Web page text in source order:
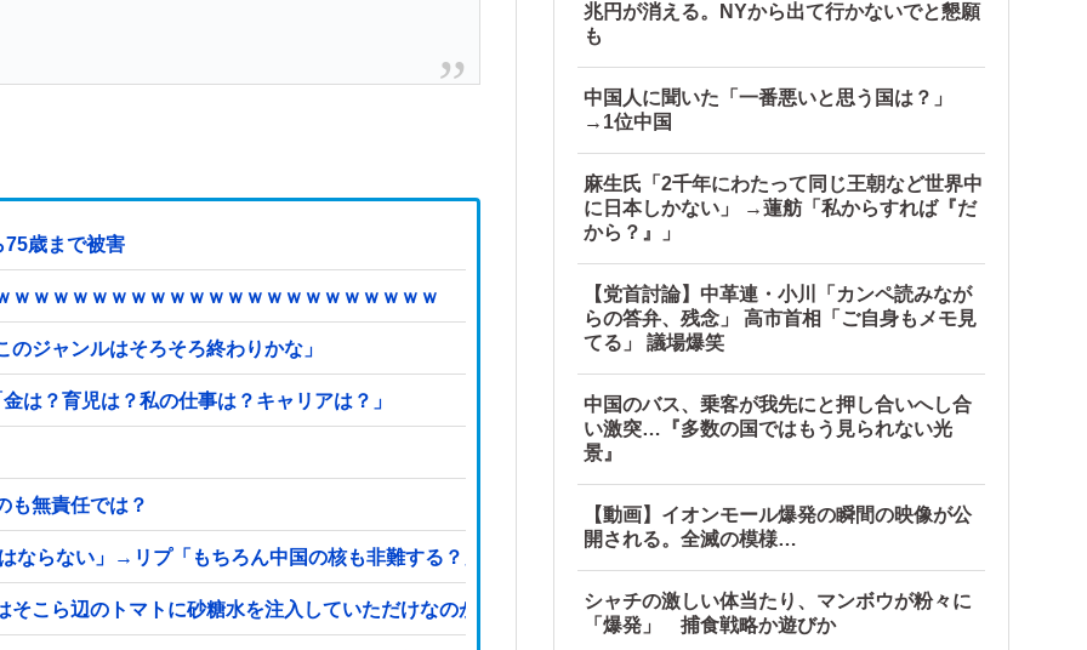
歳まで被害
ｗｗｗｗｗｗｗｗｗｗｗｗｗｗｗｗｗｗｗｗｗ
ジャンルはそろそろ終わりかな」
は？育児は？私の仕事は？キャリアは？」
も無責任では？
ならない」→リプ「もちろん中国の核も非難する？」→即ブロック
こら辺のトマトに砂糖水を注入していただけなのが判明して大問題にw
兆円が消える。NYから出て行かないでと懇願
も
中国人に聞いた「一番悪いと思う国は？」
→1位中国
麻生氏「2千年にわたって同じ王朝など世界中
に日本しかない」 →蓮舫「私からすれば『だ
から？』」
【党首討論】中革連・小川「カンペ読みなが
らの答弁、残念」 高市首相「ご自身もメモ見
てる」 議場爆笑
中国のバス、乗客が我先にと押し合いへし合
い激突…『多数の国ではもう見られない光
景』
【動画】イオンモール爆発の瞬間の映像が公
開される。全滅の模様…
シャチの激しい体当たり、マンボウが粉々に
「爆発」 捕食戦略か遊びか